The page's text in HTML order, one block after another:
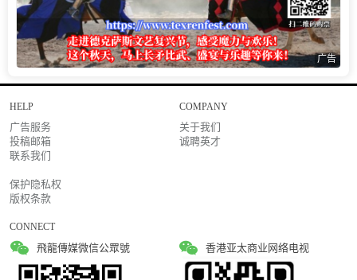
广告
HELP
广告服务
投稿邮箱
联系我们
保护隐私权
版权条款
COMPANY
关于我们
诚聘英才
CONNECT
飛龍傳媒微信公眾號 香港亚太商业网络电视